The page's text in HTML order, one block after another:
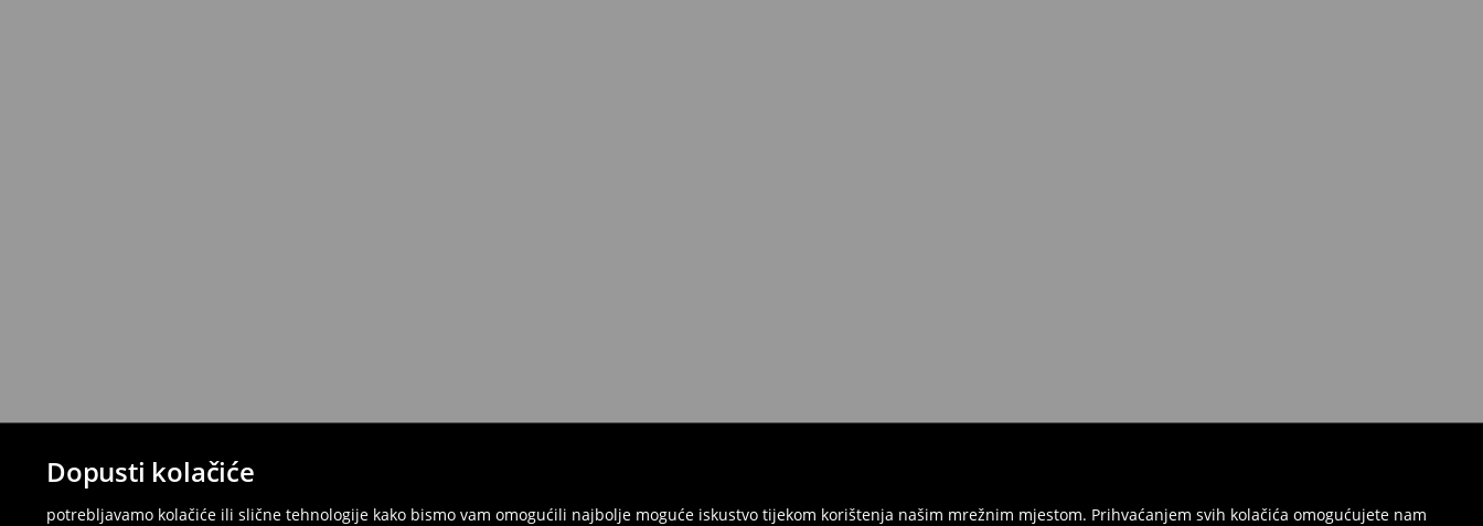
Dopusti kolačiće
potrebljavamo kolačiće ili slične tehnologije kako bismo vam omogućili najbolje moguće iskustvo tijekom korištenja našim mrežnim mjestom. Prihvaćanjem svih kolačića omogućujete nam